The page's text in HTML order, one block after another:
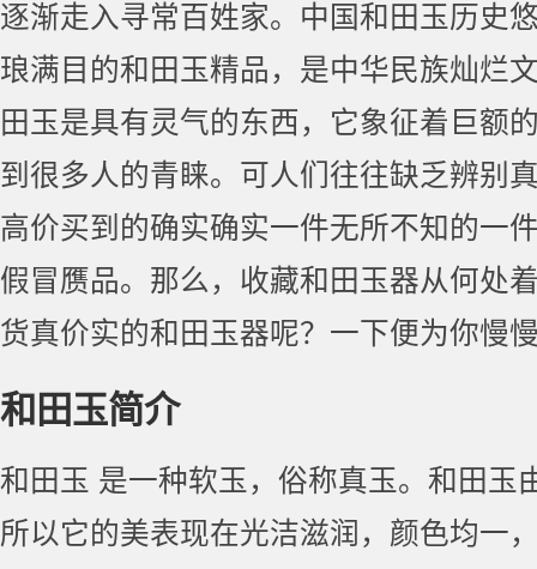
逐渐走入寻常百姓家。中国和田玉历史
琅满目的和田玉精品，是中华民族灿烂
田玉是具有灵气的东西，它象征着巨额
到很多人的青睐。
可人们往往缺乏辨别
高价买到的确实确实一件无所不知的一
假冒赝品。那么，收藏和田玉器从何处
货真价实的和田玉器呢？一下便为你慢
和田玉简介
和田玉 是一种软玉，俗称真玉。和田玉
所以它的美表现在光洁滋润，颜色均一